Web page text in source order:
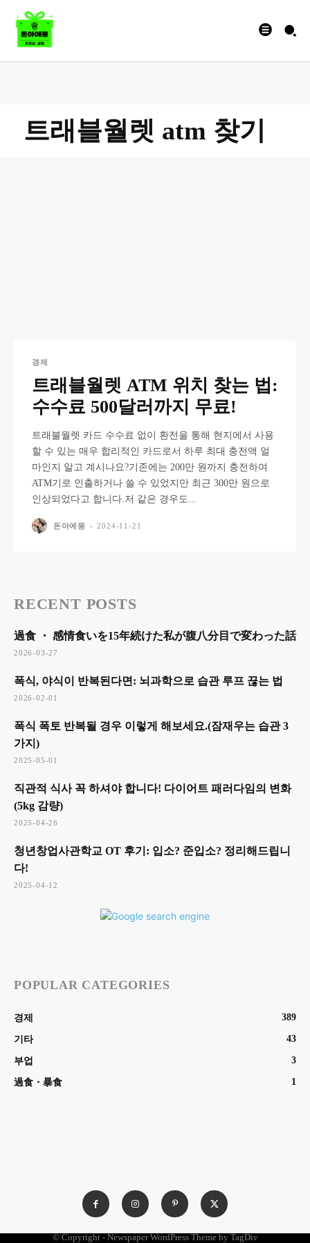
트래블월렛 atm 찾기
경제
트래블월렛 ATM 위치 찾는 법:
수수료 500달러까지 무료!
트래블월렛 카드 수수료 없이 환전을 통해 현지에서 사용
할 수 있는 매우 합리적인 카드로서 하루 최대 충전액 얼
마인지 알고 계시나요?기존에는 200만 원까지 충전하여
ATM기로 인출하거나 쓸 수 있었지만 최근 300만 원으로
인상되었다고 합니다.저 같은 경우도...
돈아에몽 - 2024-11-21
RECENT POSTS
過食 ・ 感情食いを15年続けた私が腹八分目で変わった話
2026-03-27
폭식, 야식이 반복된다면: 뇌과학으로 습관 루프 끊는 법
2026-02-01
폭식 폭토 반복될 경우 이렇게 해보세요.(잠재우는 습관 3
가지)
2025-05-01
직관적 식사 꼭 하셔야 합니다! 다이어트 패러다임의 변화
(5kg 감량)
2025-04-26
청년창업사관학교 OT 후기: 입소? 준입소? 정리해드립니
다!
2025-04-12
POPULAR CATEGORIES
경제 389
기타 43
부업 3
過食・暴食 1
© Copyright - Newspaper WordPress Theme by TagDiv